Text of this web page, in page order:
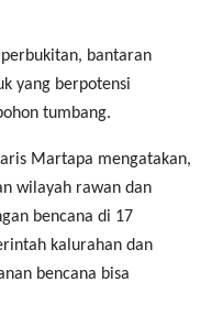
bantaran
yang berpotensi
tumbang.
Martapa mengatakan,
wilayah rawan dan
bencana di 17
kalurahan dan
bencana bisa